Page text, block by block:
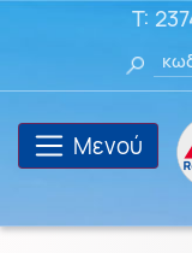
T:
Μενού